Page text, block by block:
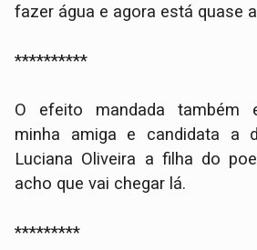
fazer água e agora está quase
**********
O efeito mandada também
minha amiga e candidata a
Luciana Oliveira a filha do
acho que vai chegar lá.
*********